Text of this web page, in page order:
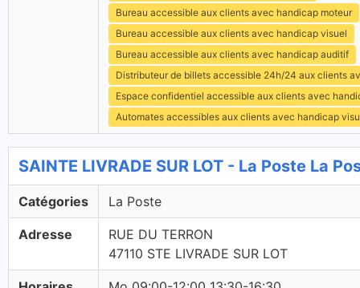
Bureau accessible aux clients avec handicap moteur
Bureau accessible aux clients avec handicap visuel
Bureau accessible aux clients avec handicap auditif
Distributeur de billets accessible 24h/24 aux clients
Espace confidentiel accessible aux clients avec
Automates accessibles aux clients avec handicap
SAINTE LIVRADE SUR LOT - La Poste La
Catégories La Poste
Adresse
RUE DU TERRON
47110 STE LIVRADE SUR LOT